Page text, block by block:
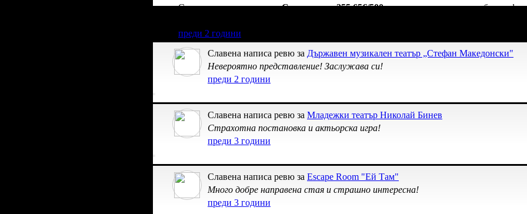
Славена получава значкаСпестих над 255.65€/500лв, защото докато си грабеше
преди 2 години
Славена написа ревю за Държавен музикален театър „Стефан Македонски"
Невероятно представление! Заслужава си!
преди 2 години
Славена написа ревю за Младежки театър Николай Бинев
Страхотна постановка и актьорска игра!
преди 3 години
Славена написа ревю за Escape Room "Ей Там"
Много добре направена стая и страшно интересна!
преди 3 години